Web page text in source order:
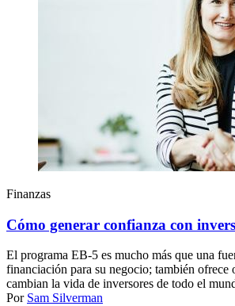
Finanzas
Cómo generar confianza con
El programa EB-5 es mucho más que una
financiación para su negocio; también ofrece
cambian la vida de inversores de todo el
Por Sam Silverman